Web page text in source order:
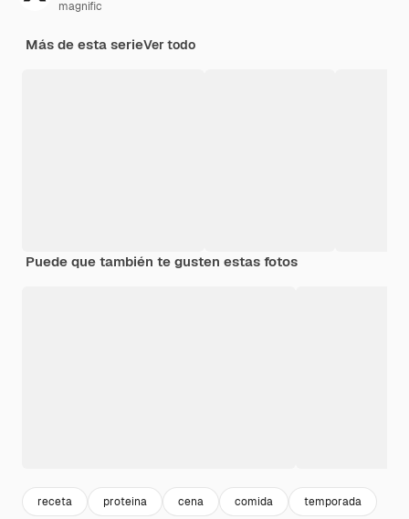
magnific
Más de esta serieVer todo
Puede que también te gusten estas fotos
receta proteina cena comida temporada